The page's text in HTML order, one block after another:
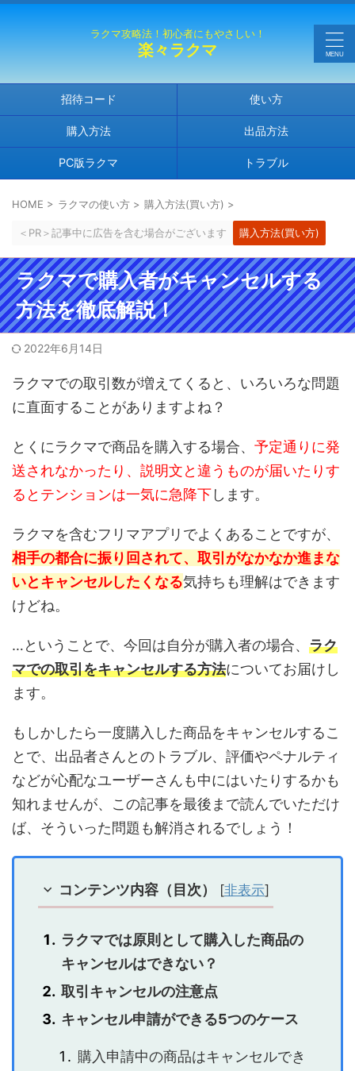
ラクマ攻略法！初心者にもやさしい！
楽々ラクマ
招待コード 使い方
購入方法 出品方法
PC版ラクマ トラブル
HOME > ラクマの使い方 > 購入方法(買い方) >
＜PR＞記事中に広告を含む場合がございます 購入方法(買い方)
ラクマで購入者がキャンセルする
方法を徹底解説！
2022年6月14日
ラクマでの取引数が増えてくると、いろいろな問題
に直面することがありますよね？
とくにラクマで商品を購入する場合、 予定通りに発
送されなかったり、説明文と違うものが届いたりす
るとテンションは一気に急降下します。
ラクマを含むフリマアプリでよくあることですが、
相手の都合に振り回されて、取引がなかなか進まな
いとキャンセルしたくなる気持ちも理解はできます
けどね。
…ということで、今回は自分が購入者の場合、 ラク
マでの取引をキャンセルする方法についてお届けし
ます。
もしかしたら一度購入した商品をキャンセルするこ
とで、出品者さんとのトラブル、評価やペナルティ
などが心配なユーザーさんも中にはいたりするかも
知れませんが、この記事を最後まで読んでいただけ
ば、そういった問題も解消されるでしょう！
コンテンツ内容（目次） [非表示]
ラクマでは原則として購入した商品の
キャンセルはできない？
取引キャンセルの注意点
キャンセル申請ができる5つのケース
購入申請中の商品はキャンセルでき